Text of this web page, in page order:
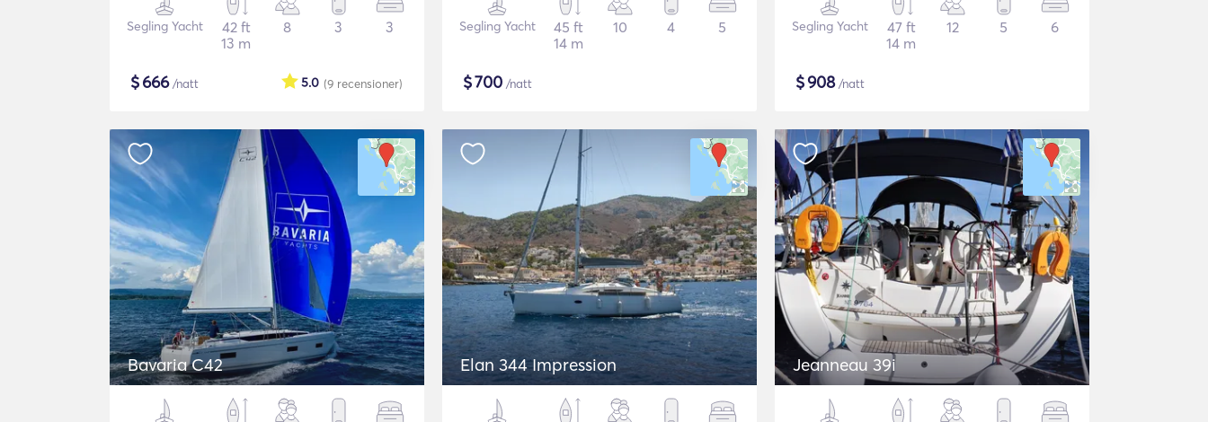
Segling Yacht
42 ft
13 m
8 3 3
$666/natt (9 recensioner)
5.0
Segling Yacht
45 ft
14 m
10 4 5
$700 /natt
Segling Yacht
47 ft
14 m
12 5 6
$908/natt
Bavaria C42 Elan 344 Impression Jeanneau 39i